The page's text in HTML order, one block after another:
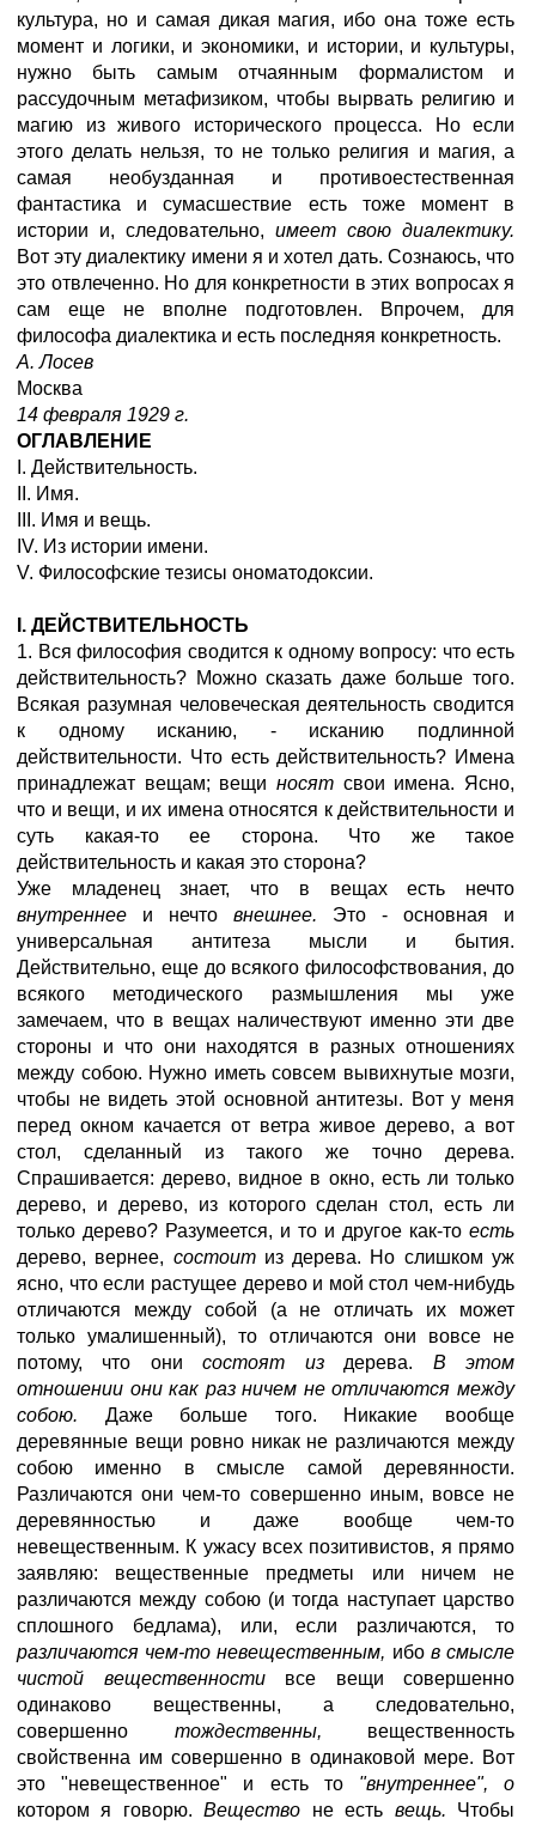
культура, но и самая дикая магия, ибо она тоже есть
момент и логики, и экономики, и истории, и культуры,
нужно быть самым отчаянным формалистом и
рассудочным метафизиком, чтобы вырвать религию и
магию из живого исторического процесса. Но если
этого делать нельзя, то не только религия и магия, а
самая необузданная и противоестественная
фантастика и сумасшествие есть тоже момент в
истории и, следовательно, имеет свою диалектику.
Вот эту диалектику имени я и хотел дать. Сознаюсь, что
это отвлеченно. Но для конкретности в этих вопросах я
сам еще не вполне подготовлен. Впрочем, для
философа диалектика и есть последняя конкретность.
А. Лосев
Москва
14 февраля 1929 г.
ОГЛАВЛЕНИЕ
I. Действительность.
II. Имя.
III. Имя и вещь.
IV. Из истории имени.
V. Философские тезисы ономатодоксии.
I. ДЕЙСТВИТЕЛЬНОСТЬ
1. Вся философия сводится к одному вопросу: что есть
действительность? Можно сказать даже больше того.
Всякая разумная человеческая деятельность сводится
к одному исканию, - исканию подлинной
действительности. Что есть действительность? Имена
принадлежат вещам; вещи носят свои имена. Ясно,
что и вещи, и их имена относятся к действительности и
суть какая-то ее сторона. Что же такое
действительность и какая это сторона?
Уже младенец знает, что в вещах есть нечто
внутреннее и нечто внешнее. Это - основная и
универсальная антитеза мысли и бытия.
Действительно, еще до всякого философствования, до
всякого методического размышления мы уже
замечаем, что в вещах наличествуют именно эти две
стороны и что они находятся в разных отношениях
между собою. Нужно иметь совсем вывихнутые мозги,
чтобы не видеть этой основной антитезы. Вот у меня
перед окном качается от ветра живое дерево, а вот
стол, сделанный из такого же точно дерева.
Спрашивается: дерево, видное в окно, есть ли только
дерево, и дерево, из которого сделан стол, есть ли
только дерево? Разумеется, и то и другое как-то есть
дерево, вернее, состоит из дерева. Но слишком уж
ясно, что если растущее дерево и мой стол чем-нибудь
отличаются между собой (а не отличать их может
только умалишенный), то отличаются они вовсе не
потому, что онисостоят из дерева. В этом
отношении они как раз ничем не отличаются между
собою. Даже больше того. Никакие вообще
деревянные вещи ровно никак не различаются между
собою именно в смысле самой деревянности.
Различаются они чем-то совершенно иным, вовсе не
деревянностью и даже вообще чем-то
невещественным. К ужасу всех позитивистов, я прямо
заявляю: вещественные предметы или ничем не
различаются между собою (и тогда наступает царство
сплошного бедлама), или, если различаются, то
различаются чем-то невещественным, ибо всмысле
чистой вещественности все вещи совершенно
одинаково вещественны, а следовательно,
совершенно тождественны, вещественность
свойственна им совершенно в одинаковой мере. Вот
это "невещественное" и есть то "внутреннее", о
котором я говорю.Вещество не есть вещь. Чтобы